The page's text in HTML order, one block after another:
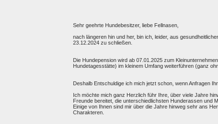
Sehr geehrte Hundebesitzer, liebe Fellnasen,
nach längeren hin und her, bin ich, leider, aus
23.12.2024 zu schließen.
Die Hundepension wird ab 07.01.2025 zum
Hundetagesstätte) im kleinem Umfang weiterführen (ganz
Deshalb Entschuldige ich mich jetzt schon, wenn Anfragen
Ich möchte mich ganz Herzlich führ Ihre, über viele Jahre
Freunde bereitet, die unterschiedlichsten Hunderassen und
Einige von Ihnen sind mir über die Jahre hinweg sehr ans
Charakteren.